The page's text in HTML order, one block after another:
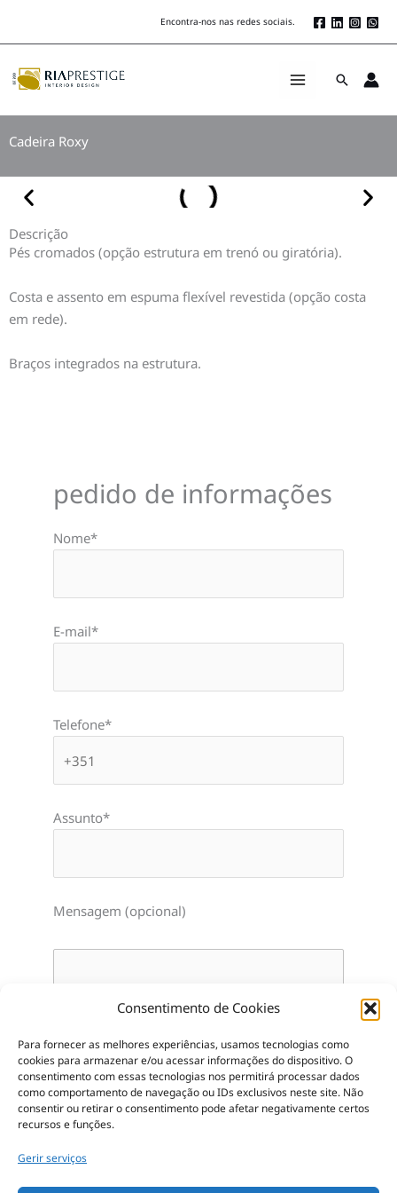
Consentimento de Cookies
Para fornecer as melhores experiências, usamos tecnologias como
cookies para armazenar e/ou acessar informações do dispositivo.O
consentimento com essas tecnologias nos permitirá processar dados
como comportamento de navegação ou IDs exclusivos neste site. Não
consentir ou retirar o consentimento pode afetar negativamente certos
recursos e funções.
Gerir serviços
Encontra-nos nas redes sociais.
Search
Cadeira Roxy
Descrição
Pés cromados (opção estrutura em trenó ou giratória).
Costa e assento em espuma flexível revestida (opção costa
em rede).
Braços integrados na estrutura.
pedido de informações
Nome*
E-mail*
Telefone*
Assunto*
Mensagem (opcional)